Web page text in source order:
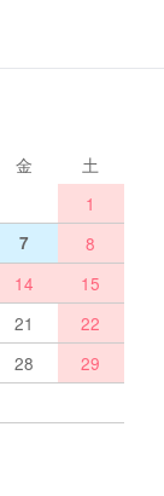
金
土
1
7
8
14
15
21
22
28
29